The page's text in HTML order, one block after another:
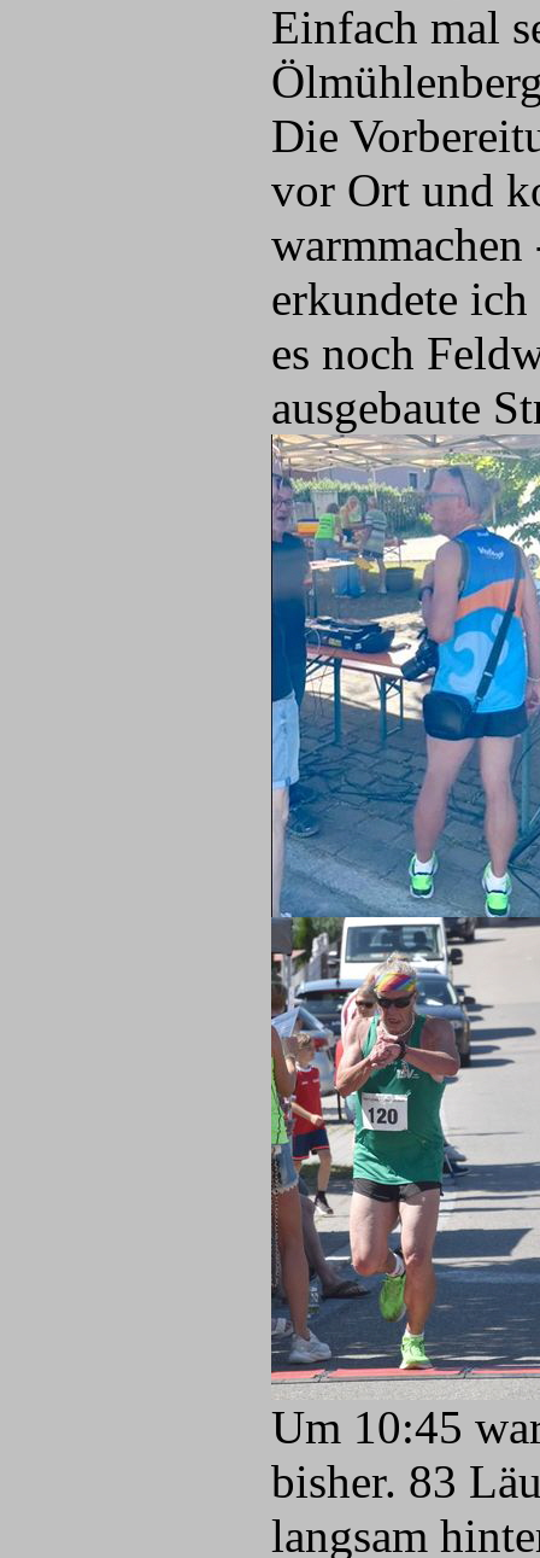
Einfach mal
Die
vor Ort und
erkundete
es noch
ausgebaute
Um 10:45
bisher. 83
langsam